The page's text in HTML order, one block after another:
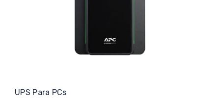
UPS Para PCs